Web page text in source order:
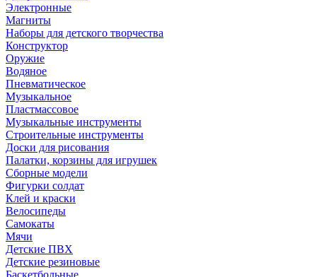
Электронные
Магниты
Наборы для детского творчества
Конструктор
Оружие
Водяное
Пневматическое
Музыкальное
Пластмассовое
Музыкальные инструменты
Строительные инструменты
Доски для рисования
Палатки, корзины для игрушек
Сборные модели
Фигурки солдат
Клей и краски
Велосипеды
Самокаты
Мячи
Детские ПВХ
Детские резиновые
Баскетбольные